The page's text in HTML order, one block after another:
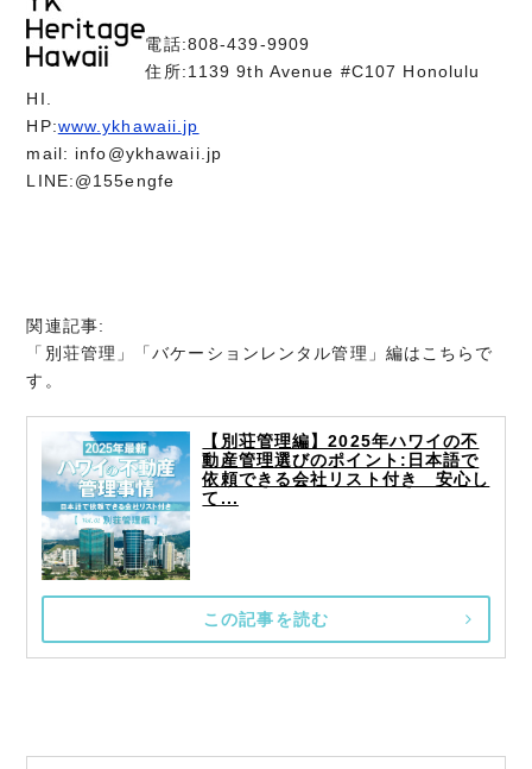
電話:808-439-9909
住所:1139 9th Avenue #C107 Honolulu
HI.
HP:www.ykhawaii.jp
mail: info@ykhawaii.jp
LINE:@155engfe
関連記事:
「別荘管理」「バケーションレンタル管理」編はこちらで
す。
【別荘管理編】2025年ハワイの不
動産管理選びのポイント:日本語で
依頼できる会社リスト付き 安心し
て...
この記事を読む